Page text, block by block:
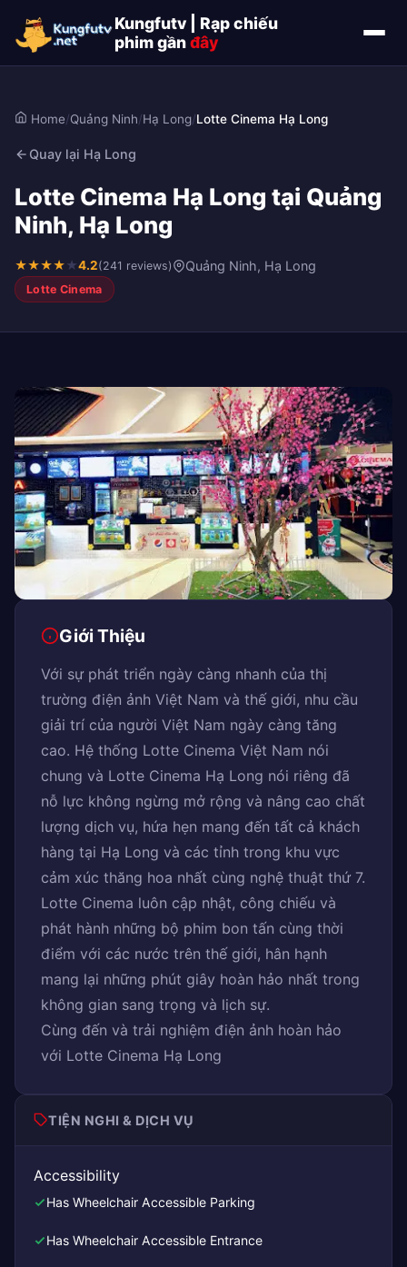
Kungfutv | Rạp chiếu
phim gầnđây
Home/Quảng Ninh/Hạ Long/Lotte Cinema Hạ Long
Quay lại Hạ Long
Lotte Cinema Hạ Long tại Quảng
Ninh, Hạ Long
★★★★★4.2(241 reviews) Quảng Ninh, Hạ Long
Lotte Cinema
Giới Thiệu
Với sự phát triển ngày càng nhanh của thị
trường điện ảnh Việt Nam và thế giới, nhu cầu
giải trí của người Việt Nam ngày càng tăng
cao. Hệ thống Lotte Cinema Việt Nam nói
chung và Lotte Cinema Hạ Long nói riêng đã
nỗ lực không ngừng mở rộng và nâng cao chất
lượng dịch vụ, hứa hẹn mang đến tất cả khách
hàng tại Hạ Long và các tỉnh trong khu vực
cảm xúc thăng hoa nhất cùng nghệ thuật thứ 7.
Lotte Cinema luôn cập nhật, công chiếu và
phát hành những bộ phim bon tấn cùng thời
điểm với các nước trên thế giới, hân hạnh
mang lại những phút giây hoàn hảo nhất trong
không gian sang trọng và lịch sự.
Cùng đến và trải nghiệm điện ảnh hoàn hảo
với Lotte Cinema Hạ Long
TIỆN NGHI & DỊCH VỤ
Accessibility
Has Wheelchair Accessible Parking
Has Wheelchair Accessible Entrance